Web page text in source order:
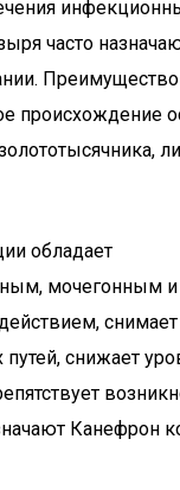
часто
происхождение
обладает
мочегонным и
снижает
Канефрон